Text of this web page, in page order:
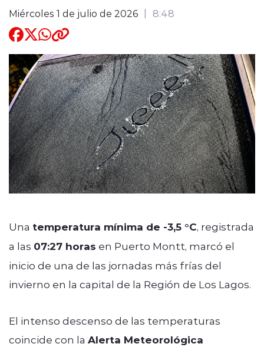
Miércoles 1 de julio de 2026 8:48
Una temperatura mínima de -3,5 °C, registrada
a las 07:27 horas en Puerto Montt, marcó el
inicio de una de las jornadas más frías del
invierno en la capital de la Región de Los Lagos.
El intenso descenso de las temperaturas
coincide con la Alerta Meteorológica